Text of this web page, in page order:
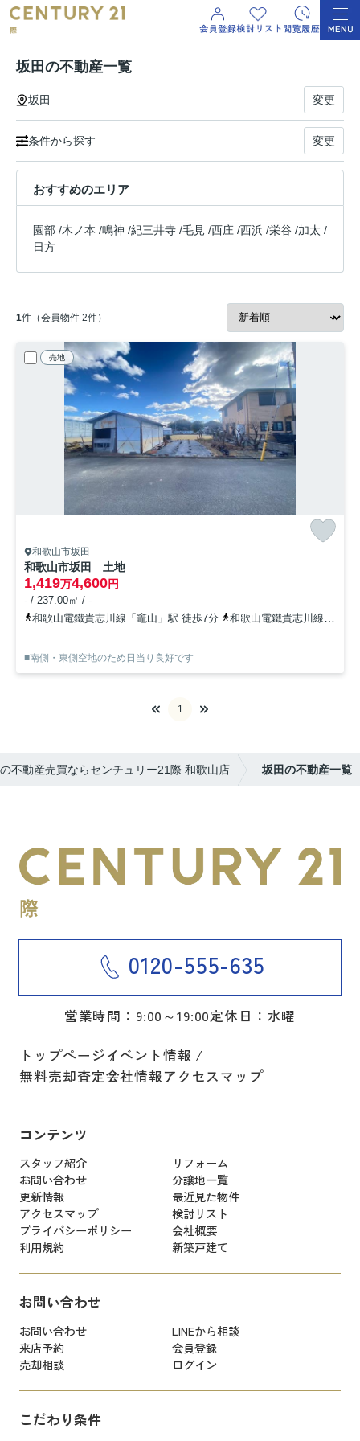
坂田の不動産一覧
坂田 変更
条件から探す 変更
おすすめのエリア
園部 /木ノ本 /鳴神 /紀三井寺 /毛見 /西庄 /西浜 /栄谷 /加太 /
日方
1件（会員物件 2件）
売地
和歌山市坂田
和歌山市坂田 土地
1,419万4,600円
- / 237.00㎡ / -
和歌山電鐵貴志川線「竈山」駅 徒歩7分
和歌山電鐵貴志川線「神前」駅 徒歩13分
■南側・東側空地のため日当り良好です
1
不動産売買ならセンチュリー21際 和歌山店 坂田の不動産一覧
0120-555-635
営業時間：9:00～19:00定休日：水曜
トップページイベント情報
無料売却査定会社情報アクセスマップ
コンテンツ
スタッフ紹介
リフォーム
お問い合わせ
分譲地一覧
更新情報
最近見た物件
アクセスマップ
検討リスト
プライバシーポリシー
会社概要
利用規約
新築戸建て
お問い合わせ
お問い合わせ
LINEから相談
来店予約
会員登録
売却相談
ログイン
こだわり条件